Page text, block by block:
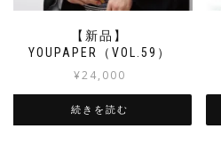
【新品】
YOUPAPER（VOL.59）
¥24,000
続きを読む